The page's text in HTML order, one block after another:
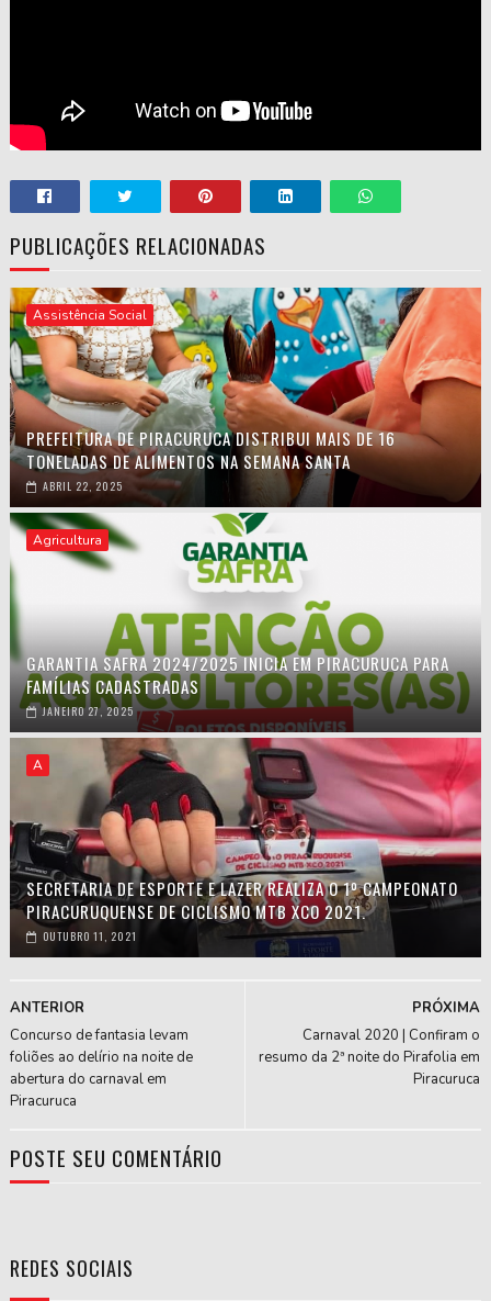
PUBLICAÇÕES RELACIONADAS
Assistência Social
PREFEITURA DE PIRACURUCA DISTRIBUI MAIS DE 16
TONELADAS DE ALIMENTOS NA SEMANA SANTA
ABRIL 22, 2025
Agricultura
GARANTIA SAFRA 2024/2025 INICIA EM PIRACURUCA PARA
FAMÍLIAS CADASTRADAS
JANEIRO 27, 2025
A
SECRETARIA DE ESPORTE E LAZER REALIZA O 1º CAMPEONATO
PIRACURUQUENSE DE CICLISMO MTB XCO 2021.
OUTUBRO 11, 2021
PRÓXIMA
Carnaval 2020 | Confiram o
resumo da 2ª noite do Pirafolia em
Piracuruca
ANTERIOR
Concurso de fantasia levam
foliões ao delírio na noite de
abertura do carnaval em
Piracuruca
POSTE SEU COMENTÁRIO
REDES SOCIAIS